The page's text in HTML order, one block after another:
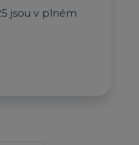
jsou v plném